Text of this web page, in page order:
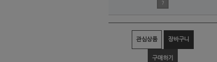
?
관심상품 장바구니
구매하기